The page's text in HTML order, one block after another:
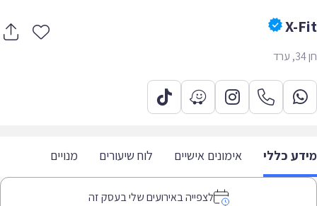
X-
כללי אימונים אישיים לוח שיעורים מנויים
לצפייה באירועים שלי בעסק זה